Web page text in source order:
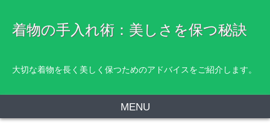
着物の手入れ術：美しさを保つ秘訣
大切な着物を長く美しく保つためのアドバイスをご紹介します。
MENU